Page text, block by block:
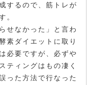
するので、筋トレが
。
せなかった」と言わ
素ダイエットに取り
必要ですが、必ずや
ティングはもの凄く
った方法で行なった